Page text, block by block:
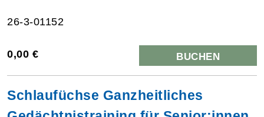
26-3-01152
0,00 € BUCHEN
Schlaufüchse Ganzheitliches